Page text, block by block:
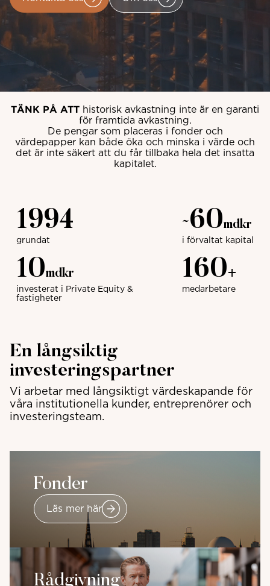
TÄNK PÅ ATT historisk avkastning inte är en garanti
för framtida avkastning.
De pengar som placeras i fonder och
värdepapper kan både öka och minska i värde och
det är inte säkert att du får tillbaka hela det insatta
kapitalet.
1994
grundat
~60mdkr
i förvaltat kapital
10mdkr
investerat i Private Equity &
fastigheter
160+
medarbetare
En långsiktig
investeringspartner
Vi arbetar med långsiktigt värdeskapande för
våra institutionella kunder, entreprenörer och
investeringsteam.
Fonder
Läs mer här
Rådgivning